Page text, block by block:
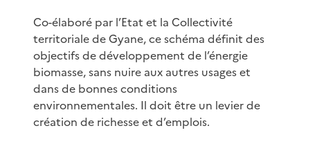
Co-élaboré par l’Etat et la Collectivité
territoriale de Gyane, ce schéma définit des
objectifs de développement de l’énergie
biomasse, sans nuire aux autres usages et
dans de bonnes conditions
environnementales. Il doit être un levier de
création de richesse et d’emplois.